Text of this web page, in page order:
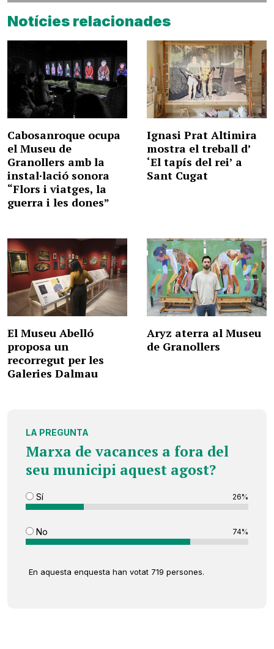
Notícies relacionades
Cabosanroque ocupa
el Museu de
Granollers amb la
instal·lació sonora
“Flors i viatges, la
guerra i les dones”
Ignasi Prat Altimira
mostra el treball d’
‘El tapís del rei’ a
Sant Cugat
El Museu Abelló
proposa un
recorregut per les
Galeries Dalmau
Aryz aterra al Museu
de Granollers
LA PREGUNTA
Marxa de vacances a fora del
seu municipi aquest agost?
Sí 26%
No 74%
En aquesta enquesta han votat 719 persones.